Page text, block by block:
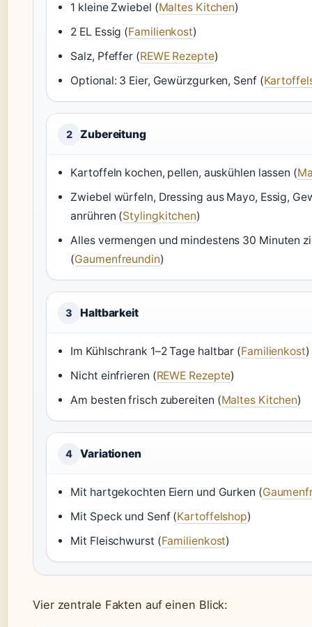
1 kleine Zwiebel (Maltes Kitchen)
2 EL Essig (Familienkost)
Salz, Pfeffer (REWE Rezepte)
Optional: 3 Eier, Gewürzgurken, Senf (
2 Zubereitung
Kartoffeln kochen, pellen, auskühlen lassen (
Zwiebel würfeln, Dressing aus Mayo, Essig,
anrühren (Stylingkitchen)
Alles vermengen und mindestens 30 Minuten
(Gaumenfreundin)
3 Haltbarkeit
Im Kühlschrank 1–2 Tage haltbar (Familienkost)
Nicht einfrieren (REWE Rezepte)
Am besten frisch zubereiten (Maltes Kitchen)
4 Variationen
Mit hartgekochten Eiern und Gurken (
Mit Speck und Senf (Kartoffelshop)
Mit Fleischwurst (Familienkost)
Vier zentrale Fakten auf einen Blick: